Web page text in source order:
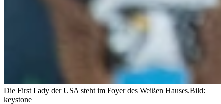
Die First Lady der USA steht im Foyer des Weißen Hauses.Bild:
keystone